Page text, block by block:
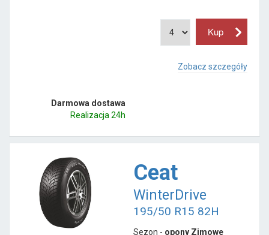
Zobacz szczegóły
Darmowa dostawa
Realizacja 24h
Ceat
WinterDrive
195/50 R15 82H
Sezon - opony Zimowe